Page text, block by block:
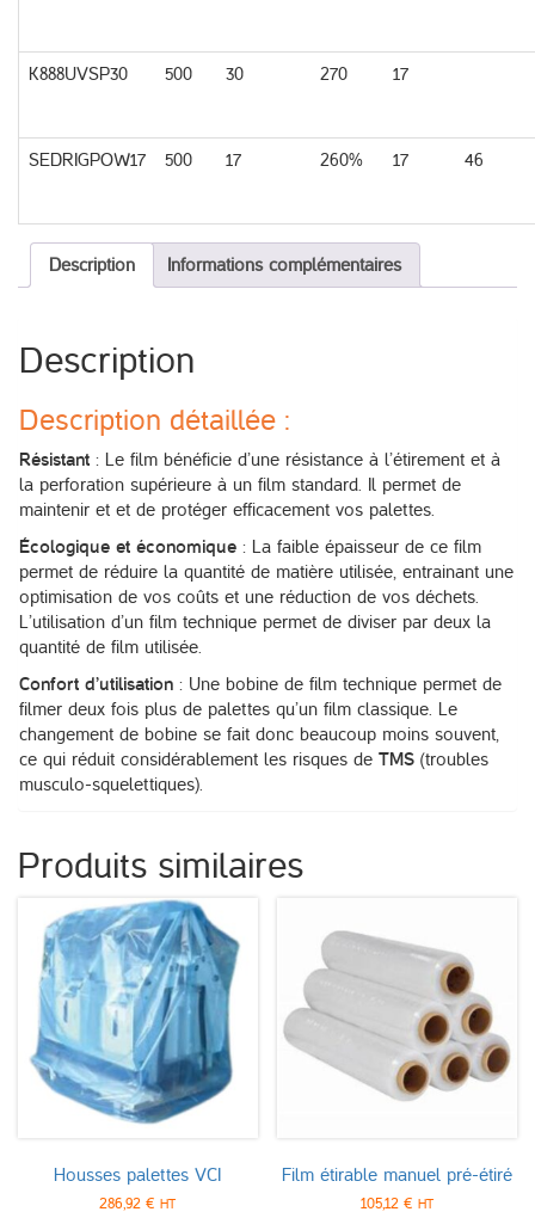
K888UVSP30 500 30 270 17
SEDRIGPOW17 500 17 260% 17 46
Description Informations complémentaires
Description
Description détaillée :
Résistant : Le film bénéficie d’une résistance à l’étirement et à
la perforation supérieure à un film standard. Il permet de
maintenir et et de protéger efficacement vos palettes.
Écologique et économique : La faible épaisseur de ce film
permet de réduire la quantité de matière utilisée, entrainant une
optimisation de vos coûts et une réduction de vos déchets.
L’utilisation d’un film technique permet de diviser par deux la
quantité de film utilisée.
Confort d’utilisation : Une bobine de film technique permet de
filmer deux fois plus de palettes qu’un film classique. Le
changement de bobine se fait donc beaucoup moins souvent,
ce qui réduit considérablement les risques de TMS (troubles
musculo-squelettiques).
Produits similaires
Housses palettes VCI
286,92€ HT
Film étirable manuel pré-étiré
105,12€ HT